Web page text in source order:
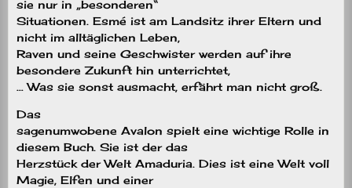
sie nur in „besonderen“
Situationen. Esmé ist am Landsitz ihrer Eltern und
nicht im alltäglichen Leben,
Raven und seine Geschwister werden auf ihre
besondere Zukunft hin unterrichtet,
… Was sie sonst ausmacht, erfährt man nicht groß.
Das
sagenumwobene Avalon spielt eine wichtige Rolle in
diesem Buch. Sie ist der das
Herzstück der Welt Amaduria. Dies ist eine Welt voll
Magie, Elfen und einer